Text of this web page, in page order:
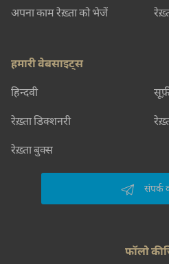
अपना काम रेख़्ता को भेजें
हमारी वेबसाइट्स
हिन्दवी
रेख़्ता डिक्शनरी
रेख़्ता बुक्स
संपर्क
फॉलो